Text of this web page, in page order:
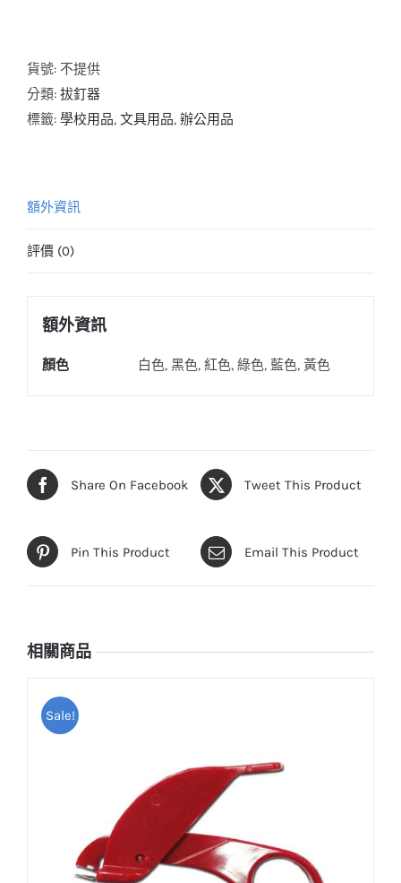
(小)
數
量
貨號: 不提供
分類: 拔釘器
標籤: 學校用品, 文具用品, 辦公用品
額外資訊
評價 (0)
額外資訊
顏色 白色, 黑色, 紅色, 綠色, 藍色, 黃色
Share On Facebook Tweet This Product
Pin This Product Email This Product
相關商品
Sale!